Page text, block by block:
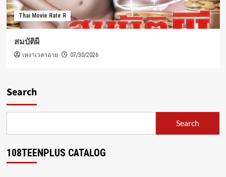
Thai Movie Rate R
สมบัติผี
เหงาเวลาอาย 07/30/2026
Search
Search
108TEENPLUS CATALOG